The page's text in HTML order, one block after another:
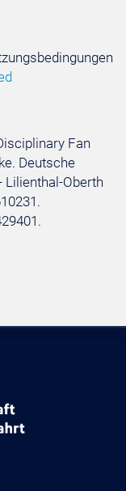
Fan
Deutsche
Oberth